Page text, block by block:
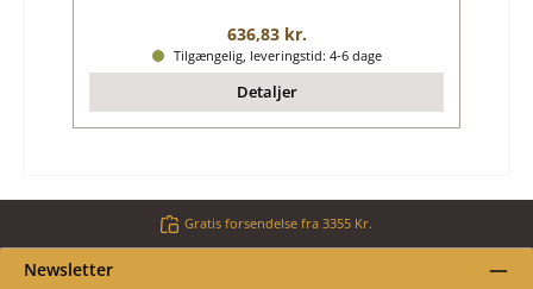
Almindelig pris:
636,83 kr.
Tilgængelig, leveringstid: 4-6 dage
Detaljer
Gratis forsendelse fra 3355 Kr.
Newsletter